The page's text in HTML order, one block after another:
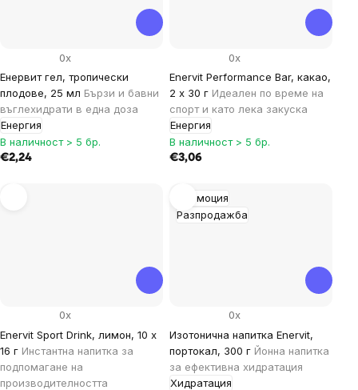
Енервит гел, тропически
плодове, 25 мл Бързи и бавни
въглехидрати в една доза
Енергия
0x
В наличност > 5 бр.
€2,24
Enervit Performance Bar, какао,
2 x 30 г Идеален по време на
спорт и като лека закуска
Енергия
0x
В наличност > 5 бр.
€3,06
Enervit Sport Drink, лимон, 10 x
16 г Инстантна напитка за
подпомагане на
производителността
0x
Промоция
Разпродажба
Изотонична напитка Enervit,
портокал, 300 г Йонна напитка
за ефективна хидратация
Хидратация
0x